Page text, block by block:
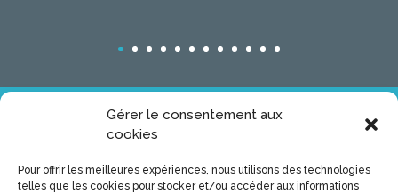
Gérer le consentement aux
cookies
Pour offrir les meilleures expériences, nous utilisons des technologies
telles que les cookies pour stocker et/ou accéder aux informations
Restons en contact
Vous serez tenu au courant des dernières mises à jour du
site